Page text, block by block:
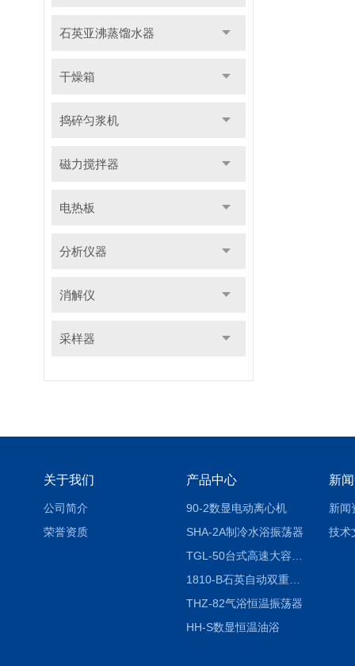
石英亚沸蒸馏水器
干燥箱
捣碎匀浆机
磁力搅拌器
电热板
分析仪器
消解仪
采样器
关于我们
公司简介
荣誉资质
产品中心
90-2数显电动离心机
SHA-2A制冷水浴振荡器
1810-B石英自动双重纯水蒸馏水器
THZ-82气浴恒温振荡器
HH-S数显恒温油浴
新
新闻
技术